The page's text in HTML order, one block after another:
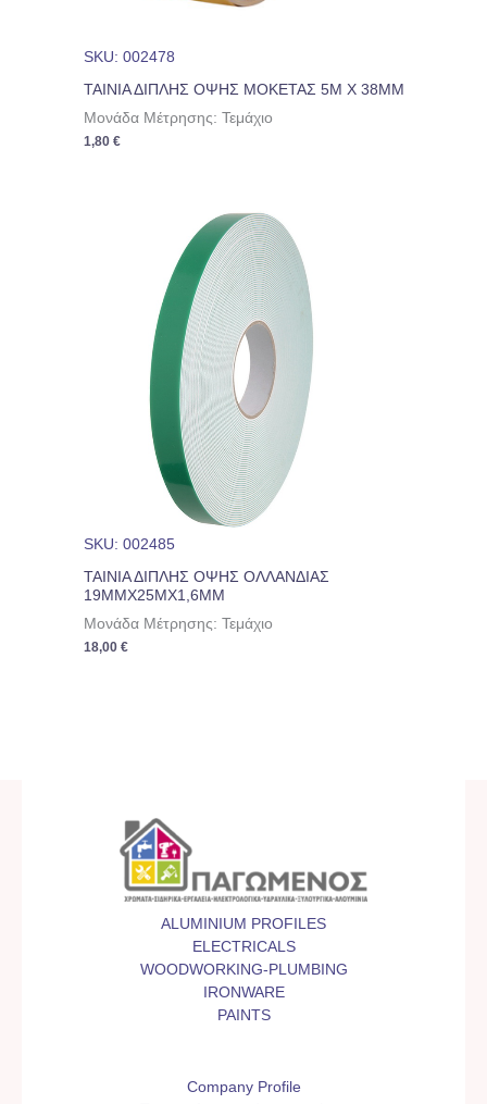
SKU: 002478
ΤΑΙΝΙΑ ΔΙΠΛΗΣ ΟΨΗΣ ΜΟΚΕΤΑΣ 5M Χ 38ΜΜ
Μονάδα Μέτρησης: Τεμάχιο
1,80€
SKU: 002485
ΤΑΙΝΙΑ ΔΙΠΛΗΣ ΟΨΗΣ ΟΛΛΑΝΔΙΑΣ
19MMX25MX1,6MM
Μονάδα Μέτρησης: Τεμάχιο
18,00€
ALUMINIUM PROFILES
ELECTRICALS
WOODWORKING-PLUMBING
IRONWARE
PAINTS
Company Profile